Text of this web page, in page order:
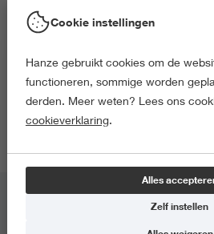
hieronder je gegevens in om
de door jou gekozen
Als je je hebt aangemeld ontvang je
Hierin vind je ook meer informatie
Cookie instellingen
Hanze gebruikt cookies om de
functioneren, sommige worden
derden. Meer weten? Lees ons
cookieverklaring.
Alles
Zelf instellen